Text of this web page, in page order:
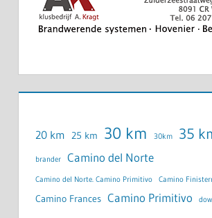
20 km 25 km 30 km 30km 35
brander Camino del Norte
Camino del Norte. Camino Primitivo Camino
Camino Frances Camino Primitivo